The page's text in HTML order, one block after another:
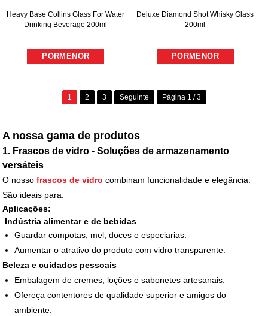
Heavy Base Collins Glass For Water
Drinking Beverage 200ml
PORMENOR
Deluxe Diamond Shot Whisky Glass
200ml
PORMENOR
1 2 3 Seguinte Página 1 / 3
A nossa gama de produtos
1. Frascos de vidro - Soluções de armazenamento
versáteis
O nossofrascos de vidro combinam funcionalidade e elegância.
São ideais para:
Aplicações:
Indústria alimentar e de bebidas
Guardar compotas, mel, doces e especiarias.
Aumentar o atrativo do produto com vidro transparente.
Beleza e cuidados pessoais
Embalagem de cremes, loções e sabonetes artesanais.
Ofereça contentores de qualidade superior e amigos do
ambiente.